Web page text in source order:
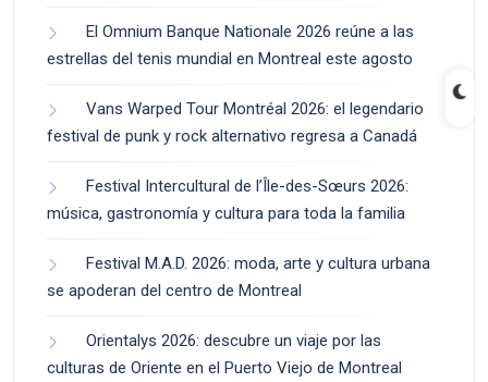
El Omnium Banque Nationale 2026 reúne a las
estrellas del tenis mundial en Montreal este agosto
Vans Warped Tour Montréal 2026: el legendario
festival de punk y rock alternativo regresa a Canadá
Festival Intercultural de l’Île-des-Sœurs 2026:
música, gastronomía y cultura para toda la familia
Festival M.A.D. 2026: moda, arte y cultura urbana
se apoderan del centro de Montreal
Orientalys 2026: descubre un viaje por las
culturas de Oriente en el Puerto Viejo de Montreal